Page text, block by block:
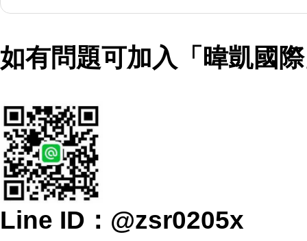
如有問題可加入「暐凱國
Line ID：@zsr0205x